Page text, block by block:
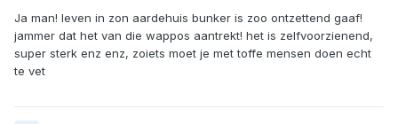
Ja man! leven in zon aardehuis bunker is zoo ontzettend gaaf!
jammer dat het van die wappos aantrekt! het is zelfvoorzienend,
super sterk enz enz, zoiets moet je met toffe mensen doen echt
te vet